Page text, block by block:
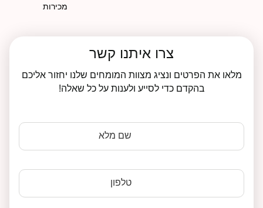
מכירות
צרו איתנו קשר
מלאו את הפרטים ונציג מצוות המומחים שלנו יחזור אליכם
בהקדם כדי לסייע ולענות על כל שאלה!
שם מלא
טלפון